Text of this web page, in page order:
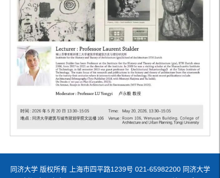
同济大学 版权所有 上海市四平路1239号 021-65982200 同济大学